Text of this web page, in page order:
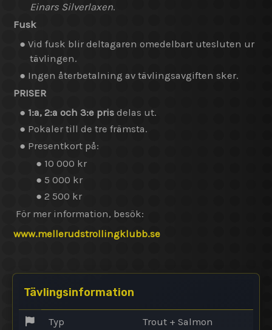
Einars Silverlaxen.
Fusk
● Vid fusk blir deltagaren omedelbart utesluten ur
tävlingen.
● Ingen återbetalning av tävlingsavgiften sker.
PRISER
● 1:a, 2:a och 3:e pris delas ut.
● Pokaler till de tre främsta.
● Presentkort på:
● 10 000 kr
● 5 000 kr
● 2 500 kr
För mer information, besök:
www.mellerudstrollingklubb.se
Tävlingsinformation
Typ
Trout + Salmon